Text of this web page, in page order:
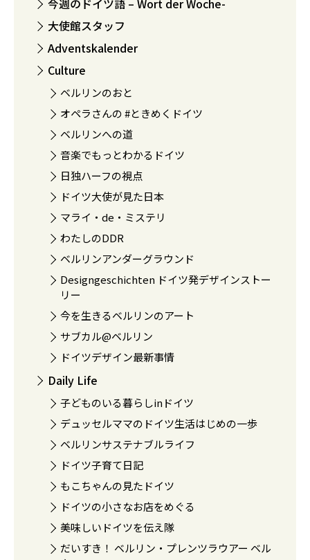
大使館スタッフ
Adventskalender
Culture
ベルリンのおと
オペラさんの #ときめくドイツ
ベルリンへの道
音楽でもっとわかるドイツ
日独ハーフの視点
ドイツ大使が見た日本
マライ・de・ミステリ
わたしのDDR
ベルリンアンダーグラウンド
Designgeschichten ドイツ発デザインストー
リー
今を生きるベルリンのアート
サブカル@ベルリン
ドイツデザイン最新事情
Daily Life
子どものいる暮らしinドイツ
デュッセルママのドイツ生活はじめの一歩
ベルリンサステナブルライフ
ドイツ子育て日記
もこちゃんの見たドイツ
ドイツの小さなお店をめぐる
美味しいドイツを伝え隊
だいすき！ ベルリン・プレンツラウアー ベル